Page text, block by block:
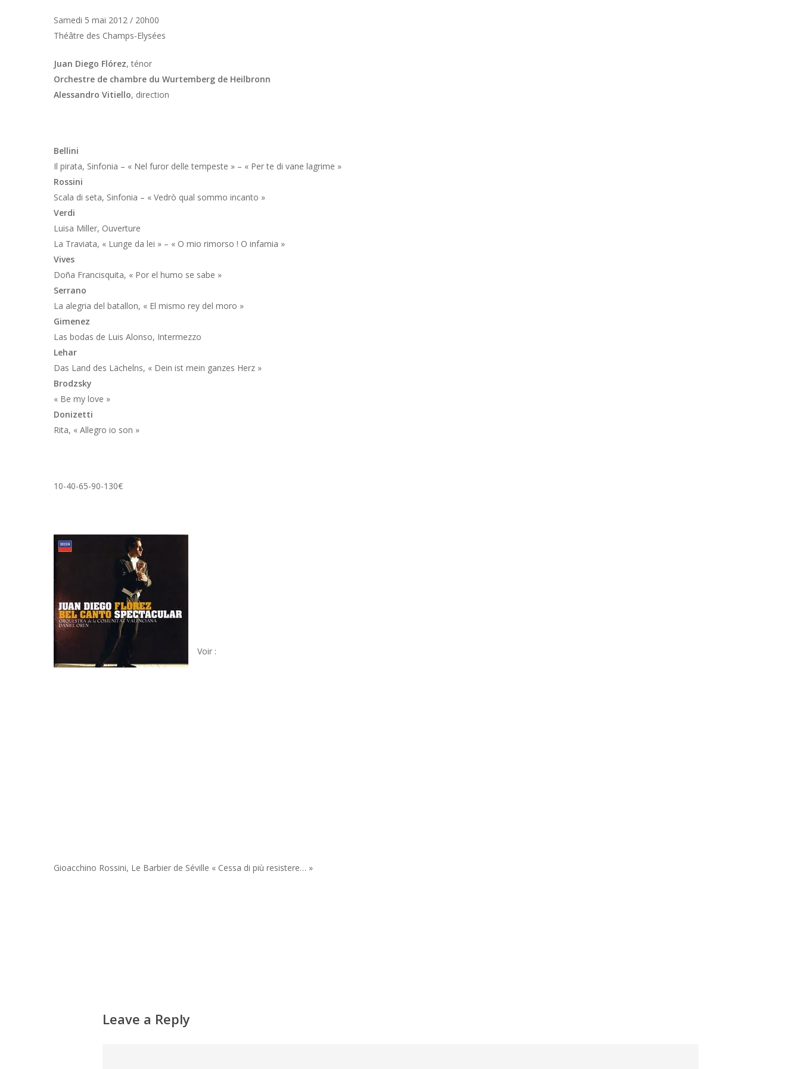
Samedi 5 mai 2012 / 20h00
Théâtre des Champs-Elysées
Juan Diego Flórez, ténor
Orchestre de chambre du Wurtemberg de Heilbronn
Alessandro Vitiello, direction
Bellini
Il pirata, Sinfonia – « Nel furor delle tempeste » – « Per te di vane lagrime »
Rossini
Scala di seta, Sinfonia – « Vedrò qual sommo incanto »
Verdi
Luisa Miller, Ouverture
La Traviata, « Lunge da lei » – « O mio rimorso ! O infamia »
Vives
Doña Francisquita, « Por el humo se sabe »
Serrano
La alegria del batallon, « El mismo rey del moro »
Gimenez
Las bodas de Luis Alonso, Intermezzo
Lehar
Das Land des Lächelns, « Dein ist mein ganzes Herz »
Brodzsky
« Be my love »
Donizetti
Rita, « Allegro io son »
10-40-65-90-130€
Voir :
Gioacchino Rossini, Le Barbier de Séville « Cessa di più resistere… »
Leave a Reply